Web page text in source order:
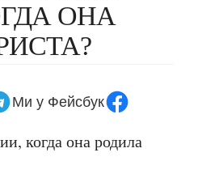
ОНА
Ми у Фейсбук